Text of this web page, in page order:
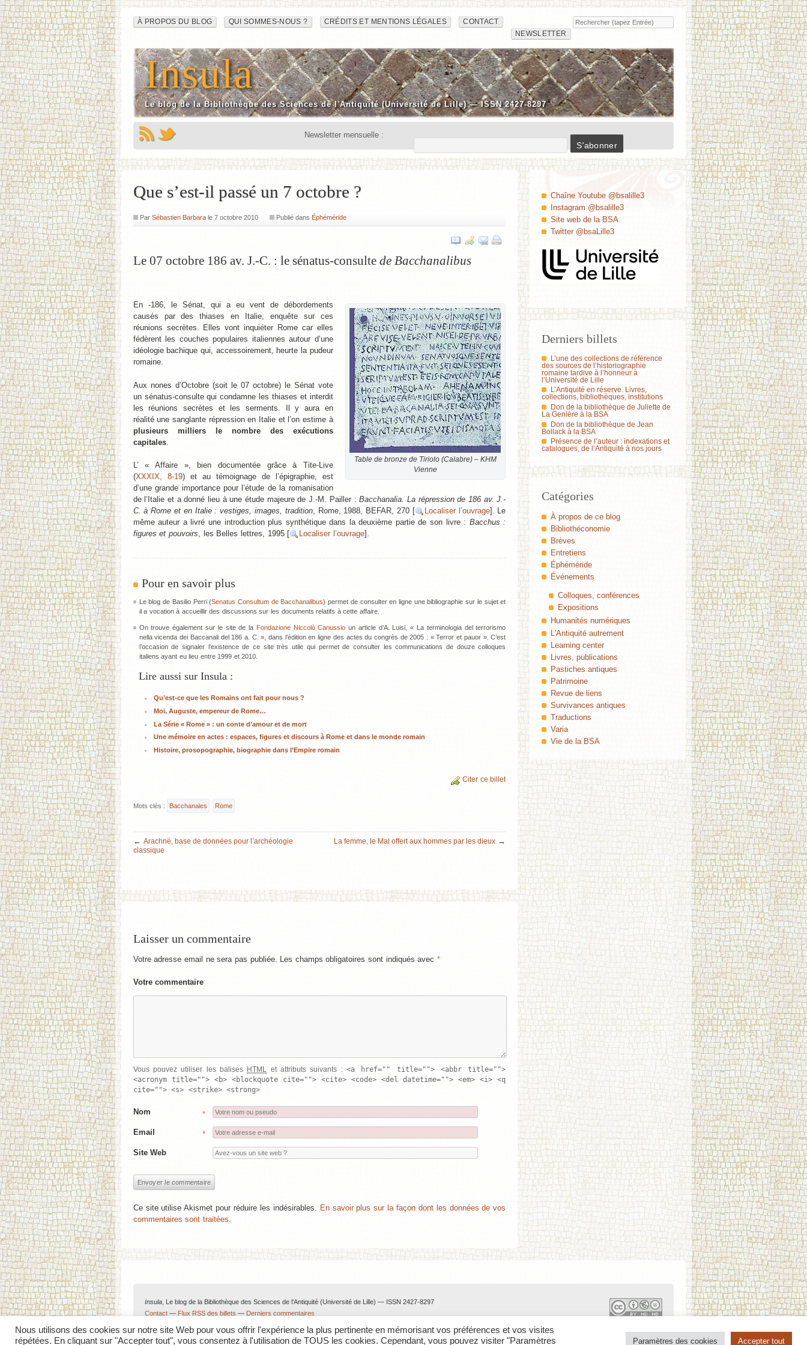
Rechercher
Navigation
du
site
Aller
À PROPOS DU BLOG QUI SOMMES-NOUS ? CRÉDITS ET MENTIONS LÉGALES
CONTACT
NEWSLETTER
Insula
Le blog de la Bibliothèque des Sciences de l'Antiquité (Université de Lille) — ISSN 2427-8297
Newsletter mensuelle :
Que s’est-il passé un 7 octobre ?
Par Sébastien Barbarale 7 octobre 2010 Publié dansÉphéméride
Le 07 octobre 186 av. J.-C. : le sénatus-consulte de Bacchanalibus
Table de bronze de Tiriolo (Calabre) – KHM
Vienne
En -186, le Sénat, qui a eu vent de débordements
causés par des thiases en Italie, enquête sur ces
réunions secrètes. Elles vont inquiéter Rome car elles
fédèrent les couches populaires italiennes autour d’une
idéologie bachique qui, accessoirement, heurte la pudeur
romaine.
Aux nones d’Octobre (soit le 07 octobre) le Sénat vote
un sénatus-consulte qui condamne les thiases et interdit
les réunions secrètes et les serments. Il y aura en
réalité une sanglante répression en Italie et l’on estime à
plusieurs milliers le nombre des exécutions
capitales.
L’ « Affaire », bien documentée grâce à Tite-Live
(XXXIX, 8-19) et au témoignage de l’épigraphie, est
d’une grande importance pour l’étude de la romanisation
de l’Italie et a donné lieu à une étude majeure de J.-M. Pailler :Bacchanalia. La répression de 186 av. J.-
C. à Rome et en Italie : vestiges, images, tradition, Rome, 1988, BEFAR, 270 [ Localiser l’ouvrage]. Le
même auteur a livré une introduction plus synthétique dans la deuxième partie de son livre : Bacchus :
figures et pouvoirs, les Belles lettres, 1995 [ Localiser l’ouvrage].
Pour en savoir plus
Le blog de Basilio Perri (Senatus Consultum de Bacchanalibus) permet de consulter en ligne une bibliographie sur le sujet et
il a vocation à accueillir des discussions sur les documents relatifs à cette affaire.
On trouve également sur le site de la Fondazione Niccolò Canussio un article d’A. Luisi, « La terminologia del terrorismo
nella vicenda dei Baccanali del 186 a. C. », dans l’édition en ligne des actes du congrès de 2005 : « Terror et pauor ». C’est
l’occasion de signaler l’existence de ce site très utile qui permet de consulter les communications de douze colloques
italiens ayant eu lieu entre 1999 et 2010.
Lire aussi sur Insula :
Qu’est-ce que les Romains ont fait pour nous ?
Moi, Auguste, empereur de Rome…
La Série « Rome » : un conte d’amour et de mort
Une mémoire en actes : espaces, figures et discours à Rome et dans le monde romain
Histoire, prosopographie, biographie dans l’Empire romain
Citer ce billet
Mots clés : Bacchanales Rome
← Arachné, base de données pour l’archéologie
classique
La femme, le Mal offert aux hommes par les dieux →
Laisser un commentaire
Votre adresse email ne sera pas publiée. Les champs obligatoires sont indiqués avec*
Votre commentaire
Vous pouvez utiliser les balises HTML et attributs suivants : <a href="" title=""> <abbr title="">
<acronym title=""> <b> <blockquote cite=""> <cite> <code> <del datetime=""> <em> <i> <q
cite=""> <s> <strike> <strong>
Nom *
Email *
Site Web
Ce site utilise Akismet pour réduire les indésirables. En savoir plus sur la façon dont les données de vos
commentaires sont traitées
Chaîne Youtube @bsalille3
Instagram @bsalille3
Site web de la BSA
Twitter @bsaLille3
Derniers billets
L’une des collections de référence
des sources de l’historiographie
romaine tardive à l’honneur à
l’Université de Lille
L’Antiquité en réserve. Livres,
collections, bibliothèques, institutions
Don de la bibliothèque de Juliette de
La Genière à la BSA
Don de la bibliothèque de Jean
Bollack à la BSA
Présence de l’auteur : indexations et
catalogues, de l’Antiquité à nos jours
Catégories
À propos de ce blog
Bibliothéconomie
Brèves
Entretiens
Éphéméride
Événements
Colloques, conférences
Expositions
Humanités numériques
L'Antiquité autrement
Learning center
Livres, publications
Pastiches antiques
Patrimoine
Revue de liens
Survivances antiques
Traductions
Varia
Vie de la BSA
Colophon
Insula , Le blog de la Bibliothèque des Sciences de l'Antiquité (Université de Lille) — ISSN 2427-8297
Contact—Flux RSS des billets —Derniers commentaires
Nous utilisons des cookies sur notre site Web pour vous offrir l'expérience la plus pertinente en mémorisant vos préférences et vos visites
répétées. En cliquant sur "Accepter tout", vous consentez à l'utilisation de TOUS les cookies. Cependant, vous pouvez visiter "Paramètres
Paramètres des cookies Accepter tout